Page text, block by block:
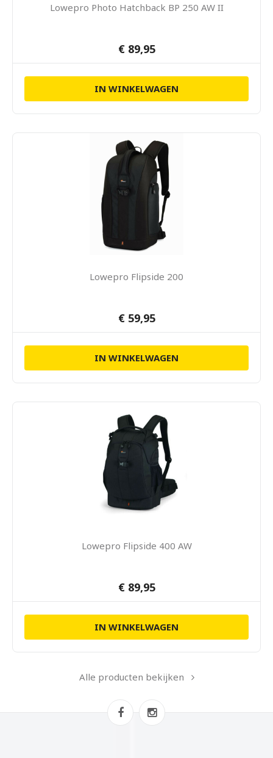
Lowepro Photo Hatchback BP 250 AW II
€ 89,95
IN WINKELWAGEN
Lowepro Flipside 200
€ 59,95
IN WINKELWAGEN
Lowepro Flipside 400 AW
€ 89,95
IN WINKELWAGEN
Alle producten bekijken